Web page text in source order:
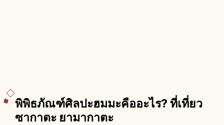
พิพิธภัณฑ์ศิลปะฮมมะคืออะไร? ที่เที่ยว
ซากาตะ ยามากาตะ